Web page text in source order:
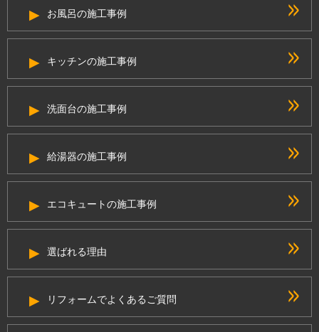
お風呂の施工事例
キッチンの施工事例
洗面台の施工事例
給湯器の施工事例
エコキュートの施工事例
選ばれる理由
リフォームでよくあるご質問